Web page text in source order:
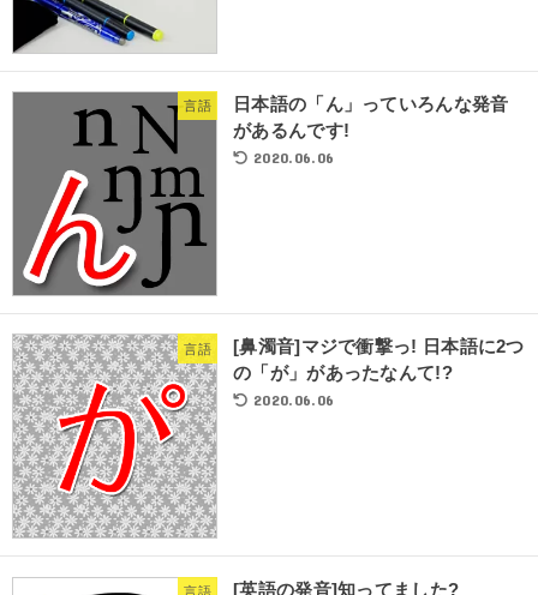
言語
日本語の「ん」っていろんな発音
があるんです!
2020.06.06
言語
[鼻濁音]マジで衝撃っ! 日本語に2つ
の「が」があったなんて!?
2020.06.06
言語
[英語の発音]知ってました?